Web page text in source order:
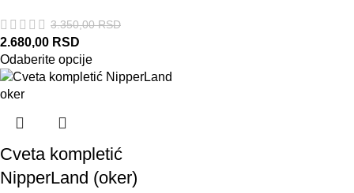
3.350,00RSD
2.680,00 RSD
Odaberite opcije
Cveta kompletić
NipperLand (oker)